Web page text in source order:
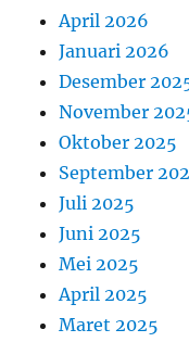
April 2026
Januari 2026
Desember
November
Oktober 2025
September
Juli 2025
Juni 2025
Mei 2025
April 2025
Maret 2025